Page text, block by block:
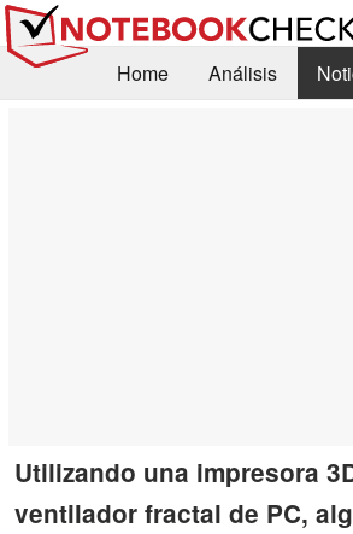
Home Análisis
Utilizando una impresora
ventilador fractal de PC,